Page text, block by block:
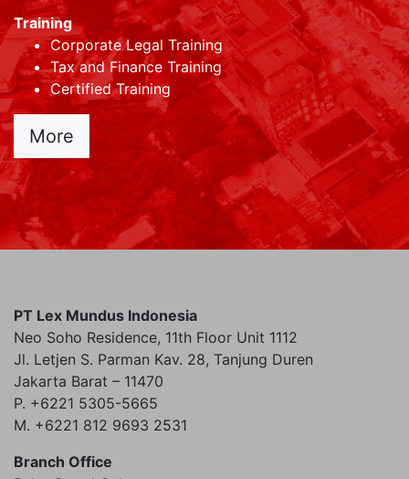
Training
Corporate Legal Training
Tax and Finance Training
Certified Training
More
PT Lex Mundus Indonesia
Neo Soho Residence, 11th Floor Unit 1112
Jl. Letjen S. Parman Kav. 28, Tanjung Duren
Jakarta Barat – 11470
P. +6221 5305-5665
M. +6221 812 9693 2531
Branch Office